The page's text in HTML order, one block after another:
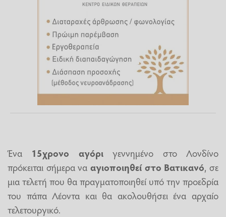
Ένα 15χρονο αγόριγεννημένο στο Λονδίνο
πρόκειται σήμερα να αγιοποιηθείστο Βατικανό, σε
μια τελετή που θα πραγματοποιηθεί υπό την προεδρία
του πάπα Λέοντα και θα ακολουθήσει ένα αρχαίο
τελετουργικό.